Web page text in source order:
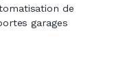
de
garages